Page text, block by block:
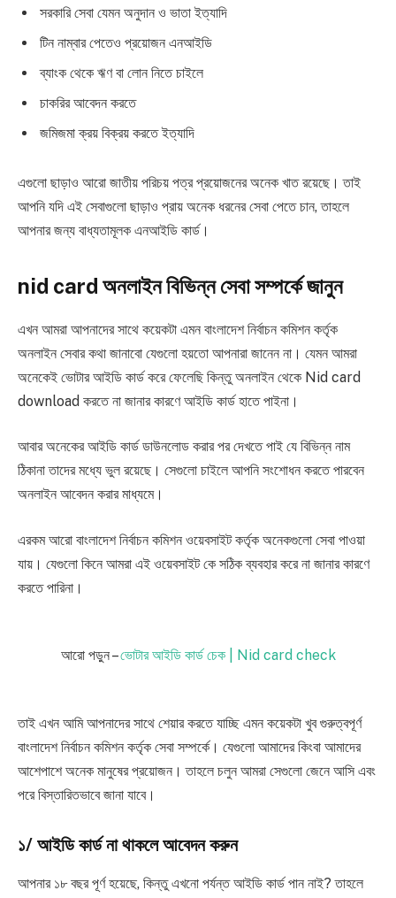
সরকারি সেবা যেমন অনুদান ও ভাতা ইত্যাদি
টিন নাম্বার পেতেও প্রয়োজন এনআইডি
ব্যাংক থেকে ঋণ বা লোন নিতে চাইলে
চাকরির আবেদন করতে
জমিজমা ক্রয় বিক্রয় করতে ইত্যাদি
এগুলো ছাড়াও আরো জাতীয় পরিচয় পত্র প্রয়োজনের অনেক খাত রয়েছে। তাই
আপনি যদি এই সেবাগুলো ছাড়াও প্রায় অনেক ধরনের সেবা পেতে চান, তাহলে
আপনার জন্য বাধ্যতামূলক এনআইডি কার্ড।
nid card অনলাইন বিভিন্ন সেবা সম্পর্কে জানুন
এখন আমরা আপনাদের সাথে কয়েকটা এমন বাংলাদেশ নির্বাচন কমিশন কর্তৃক
অনলাইন সেবার কথা জানাবো যেগুলো হয়তো আপনারা জানেন না। যেমন আমরা
অনেকেই ভোটার আইডি কার্ড করে ফেলেছি কিন্তু অনলাইন থেকে Nid card
download করতে না জানার কারণে আইডি কার্ড হাতে পাইনা।
আবার অনেকের আইডি কার্ড ডাউনলোড করার পর দেখতে পাই যে বিভিন্ন নাম
ঠিকানা তাদের মধ্যে ভুল রয়েছে। সেগুলো চাইলে আপনি সংশোধন করতে পারবেন
অনলাইন আবেদন করার মাধ্যমে।
এরকম আরো বাংলাদেশ নির্বাচন কমিশন ওয়েবসাইট কর্তৃক অনেকগুলো সেবা পাওয়া
যায়। যেগুলো কিনে আমরা এই ওয়েবসাইট কে সঠিক ব্যবহার করে না জানার কারণে
করতে পারিনা।
আরো পড়ুন –ভোটার আইডি কার্ড চেক | Nid card check
তাই এখন আমি আপনাদের সাথে শেয়ার করতে যাচ্ছি এমন কয়েকটা খুব গুরুত্বপূর্ণ
বাংলাদেশ নির্বাচন কমিশন কর্তৃক সেবা সম্পর্কে। যেগুলো আমাদের কিংবা আমাদের
আশেপাশে অনেক মানুষের প্রয়োজন। তাহলে চলুন আমরা সেগুলো জেনে আসি এবং
পরে বিস্তারিতভাবে জানা যাবে।
১/ আইডি কার্ড না থাকলে আবেদন করুন
আপনার ১৮ বছর পূর্ণ হয়েছে, কিন্তু এখনো পর্যন্ত আইডি কার্ড পান নাই? তাহলে